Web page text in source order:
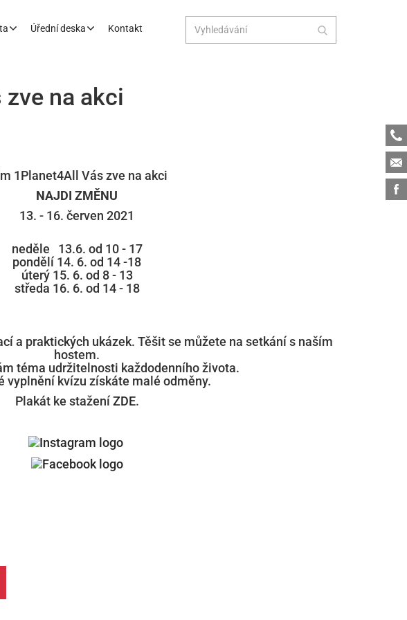
Úřední deska Kontakt
na akci
1Planet4All Vás zve na akci
NAJDI ZMĚNU
13. - 16. červen 2021
neděle 13.6. od 10 - 17
pondělí 14. 6. od 14 -18
úterý 15. 6. od 8 - 13
středa 16. 6. od 14 - 18
a praktických ukázek. Těšit se můžete na setkání s naším
hostem.
téma udržitelnosti každodenního života.
vyplnění kvízu získáte malé odměny.
Plakát ke staženíZDE.